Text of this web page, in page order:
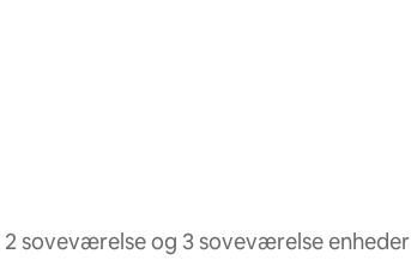
soveværelse og 3 soveværelse enheder